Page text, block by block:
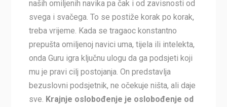
naših omiljenih navika pa čak i od zavisnosti od
svega i svačega. To se postiže korak po korak,
treba vrijeme. Kada se tragaoc konstantno
prepušta omiljenoj navici uma, tijela ili intelekta,
onda Guru igra ključnu ulogu da ga podsjeti koji
mu je pravi cilj postojanja. On predstavlja
bezuslovni podsjetnik, ne očekuje ništa, ali daje
sve. Krajnje oslobođenje je oslobođenje od